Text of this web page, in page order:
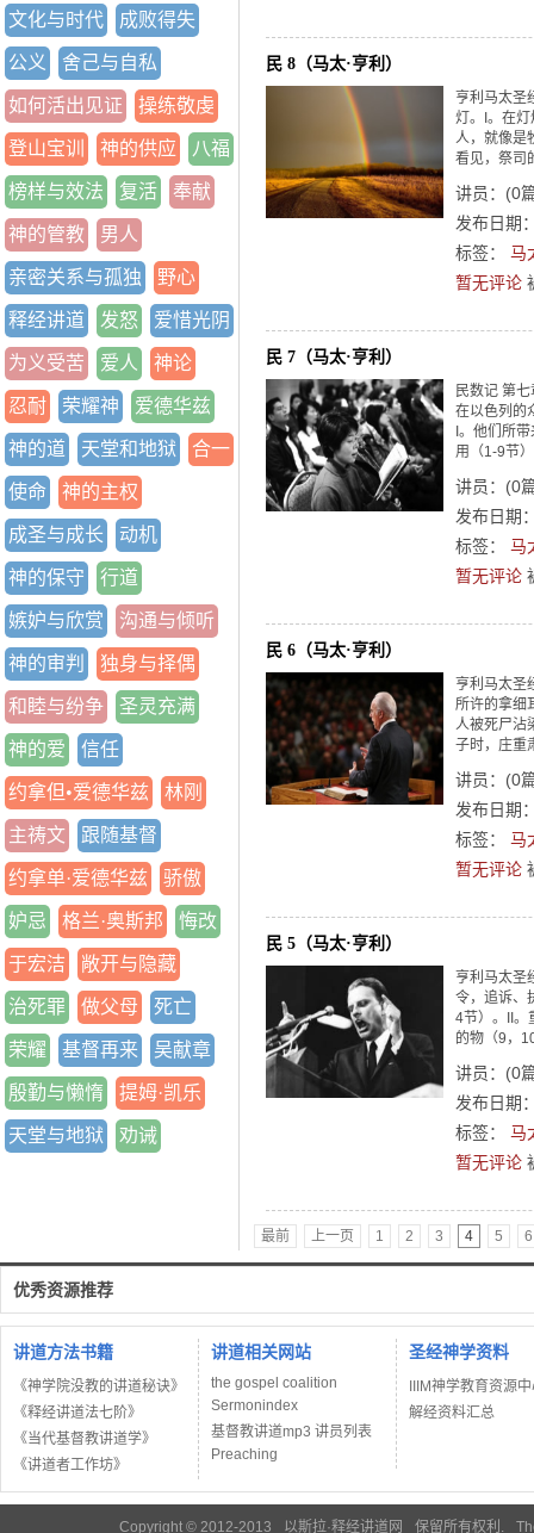
文化与时代 成败得失
公义 舍己与自私
如何活出见证 操练敬虔
登山宝训 神的供应 八福
榜样与效法 复活 奉献
神的管教 男人
亲密关系与孤独 野心
释经讲道 发怒 爱惜光阴
为义受苦 爱人 神论
忍耐 荣耀神 爱德华兹
神的道 天堂和地狱 合一
使命 神的主权
成圣与成长 动机
神的保守 行道
嫉妒与欣赏 沟通与倾听
神的审判 独身与择偶
和睦与纷争 圣灵充满
神的爱 信任
约拿但•爱德华兹 林刚
主祷文 跟随基督
约拿单·爱德华兹 骄傲
妒忌 格兰·奥斯邦 悔改
于宏洁 敞开与隐藏
治死罪 做父母 死亡
荣耀 基督再来 吴献章
殷勤与懒惰 提姆·凯乐
天堂与地狱 劝诫
民 8（马太·亨利）
亨利马太圣
灯。I。在
人，就像是
看见，祭司
讲员： (0
发布日期
标签： 马
暂无评论
民 7（马太·亨利）
民数记 第
在以色列的
I。他们所
用（1-9节
讲员： (0
发布日期
标签： 马
暂无评论
民 6（马太·亨利）
亨利马太圣
所许的拿细
人被死尸沾
子时，庄重
讲员： (0
发布日期
标签： 马
暂无评论
民 5（马太·亨利）
亨利马太圣
令，追诉、
4节）。II。
的物（9，
讲员： (0
发布日期
标签： 马
暂无评论
最前 上一页 1 2 3 4 5 6
优秀资源推荐
讲道方法书籍
《神学院没教的讲道秘诀》
《释经讲道法七阶》
《当代基督教讲道学》
《讲道者工作坊》
讲道相关网站
the gospel coalition
Sermonindex
基督教讲道mp3 讲员列表
Preaching
圣经神学资料
IIIM神学教育资源
解经资料汇总
Copyright © 2012-2013 以斯拉·释经讲道网 保留所有权利.